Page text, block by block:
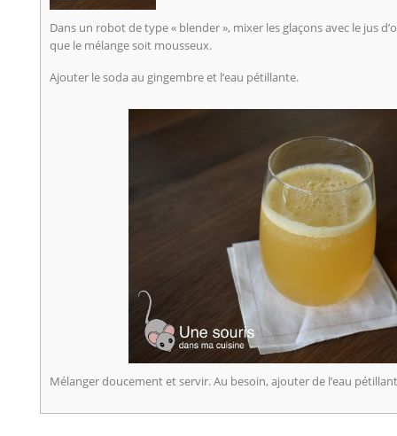
Dans un robot de type « blender », mixer les glaçons avec le jus
que le mélange soit mousseux.
Ajouter le soda au gingembre et l’eau pétillante.
Mélanger doucement et servir. Au besoin, ajouter de l’eau